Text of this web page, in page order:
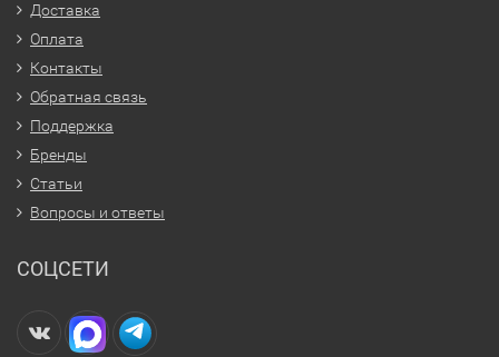
Доставка
Оплата
Контакты
Обратная связь
Поддержка
Бренды
Статьи
Вопросы и ответы
СОЦСЕТИ